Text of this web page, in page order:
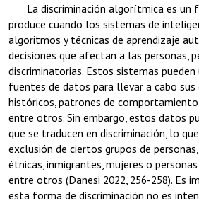
La discriminación algorítmica es un
produce cuando los sistemas de
algoritmos y técnicas de aprendizaje
decisiones que afectan a las personas,
discriminatorias. Estos sistemas
fuentes de datos para llevar a cabo sus
históricos, patrones de
entre otros. Sin embargo, estos datos
que se traducen en discriminación, lo
exclusión de ciertos grupos de
étnicas, inmigrantes, mujeres o personas
entre otros (Danesi 2022, 256-258). Es
esta forma de discriminación no es